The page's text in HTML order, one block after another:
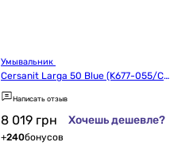
Cersanit Larga 50 Blue (K677-055/CC
WT1001486401)
Написать отзыв
8 019 грн Хочешь дешевле?
+240бонусов